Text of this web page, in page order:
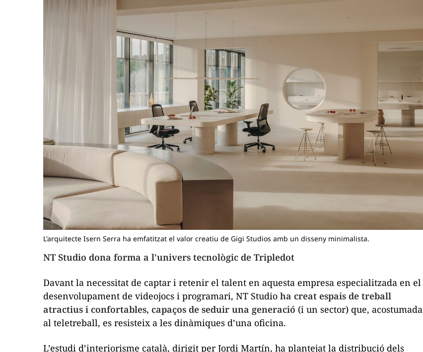
L'arquitecte Isern Serra ha emfatitzat el valor creatiu de Gigi Studios amb un disseny minimalista.
NT Studio dona forma a l'univers tecnològic de Tripledot
Davant la necessitat de captar i retenir el talent en aquesta empresa especialitzada en el
desenvolupament de videojocs i programari, NT Studio ha creat espais de treball
atractius i confortables, capaços de seduir una generació (i un sector) que, acostumada
al teletreball, es resisteix a les dinàmiques d’una oficina.
L’estudi d’interiorisme català, dirigit per Jordi Martín, ha plantejat la distribució dels